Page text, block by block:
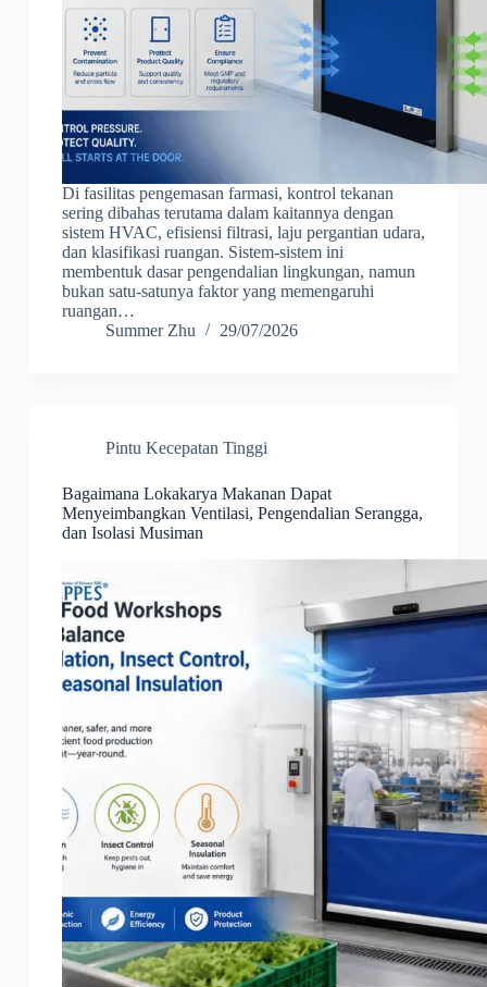
Di fasilitas pengemasan farmasi, kontrol tekanan
sering dibahas terutama dalam kaitannya dengan
sistem HVAC, efisiensi filtrasi, laju pergantian udara,
dan klasifikasi ruangan. Sistem-sistem ini
membentuk dasar pengendalian lingkungan, namun
bukan satu-satunya faktor yang memengaruhi
ruangan…
Summer Zhu
29/07/2026
Pintu Kecepatan Tinggi
Bagaimana Lokakarya Makanan Dapat
Menyeimbangkan Ventilasi, Pengendalian Serangga,
dan Isolasi Musiman